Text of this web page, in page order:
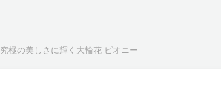
究極の美しさに輝く大輪花 ピオニー